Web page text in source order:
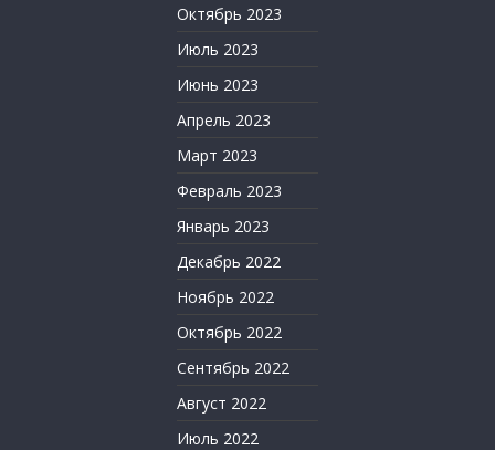
Октябрь 2023
Июль 2023
Июнь 2023
Апрель 2023
Март 2023
Февраль 2023
Январь 2023
Декабрь 2022
Ноябрь 2022
Октябрь 2022
Сентябрь 2022
Август 2022
Июль 2022